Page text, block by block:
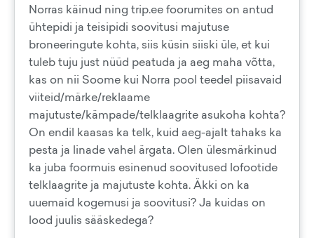
Norras käinud ning trip.ee foorumites on antud
ühtepidi ja teisipidi soovitusi majutuse
broneeringute kohta, siis küsin siiski üle, et kui
tuleb tuju just nüüd peatuda ja aeg maha võtta,
kas on nii Soome kui Norra pool teedel piisavaid
viiteid/märke/reklaame
majutuste/kämpade/telklaagrite asukoha kohta?
On endil kaasas ka telk, kuid aeg-ajalt tahaks ka
pesta ja linade vahel ärgata. Olen ülesmärkinud
ka juba foormuis esinenud soovitused lofootide
telklaagrite ja majutuste kohta. Äkki on ka
uuemaid kogemusi ja soovitusi? Ja kuidas on
lood juulis sääskedega?